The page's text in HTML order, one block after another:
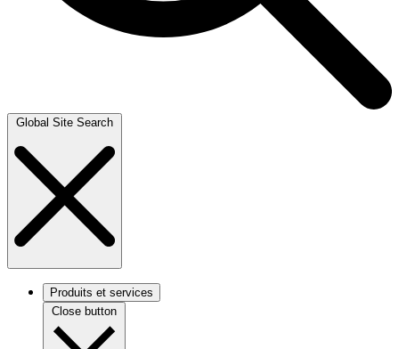
Global Site Search
Produits et services
Close button